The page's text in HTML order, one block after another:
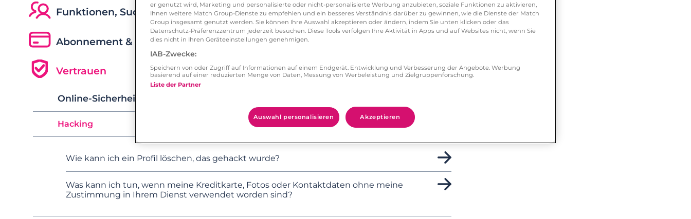
Funktionen, Suche & Kommunikation
Abonnement & kostenpflichtige Funktionen
Vertrauen
Online-Sicherheit
Hacking
Wie kann ich ein Profil löschen, das gehackt wurde?
Was kann ich tun, wenn meine Kreditkarte, Fotos oder Kontaktdaten ohne meine
Zustimmung in Ihrem Dienst verwendet worden sind?
er genutzt wird, Marketing und personalisierte oder nicht-personalisierte Werbung anzubieten, soziale Funktionen zu aktivieren,
Ihnen weitere Match Group-Dienste zu empfehlen und ein besseres Verständnis darüber zu gewinnen, wie die Dienste der Match
Group insgesamt genutzt werden. Sie können Ihre Auswahl akzeptieren oder ändern, indem Sie unten klicken oder das
Datenschutz-Präferenzzentrum jederzeit besuchen. Diese Tools verfolgen Ihre Aktivität in Apps und auf Websites nicht, wenn Sie
dies nicht in Ihren Geräteeinstellungen genehmigen.
IAB-Zwecke:
Speichern von oder Zugriff auf Informationen auf einem Endgerät. Entwicklung und Verbesserung der Angebote. Werbung
basierend auf einer reduzierten Menge von Daten, Messung von Werbeleistung und Zielgruppenforschung.
Liste der Partner
Auswahl personalisieren Akzeptieren